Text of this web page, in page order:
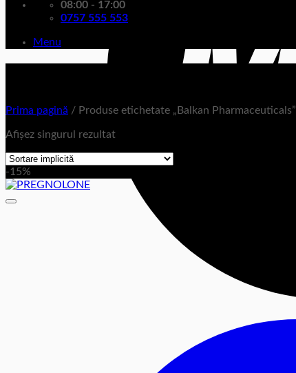
08:00 - 17:00
0757 555 553
Menu
Prima pagină / Produse etichetate „Balkan Pharmaceuticals”
Afișez singurul rezultat
-15%